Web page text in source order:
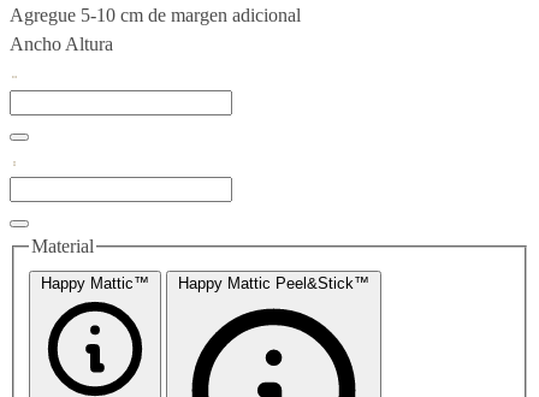
Agregue 5-10 cm de margen adicional
Ancho Altura
Material
Happy Mattic™ Happy Mattic Peel&Stick™